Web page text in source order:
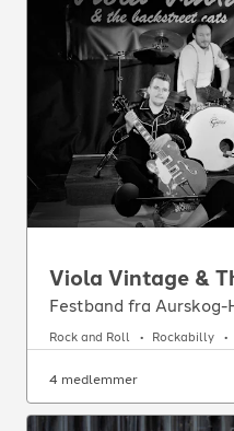
Viola Vintage &
Festband fra Aurskog-
Rock and Roll Rockabilly
4 medlemmer